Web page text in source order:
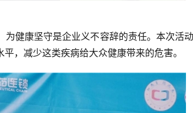
健康坚守是企业义不容辞的责任。本次活
，减少这类疾病给大众健康带来的危害。